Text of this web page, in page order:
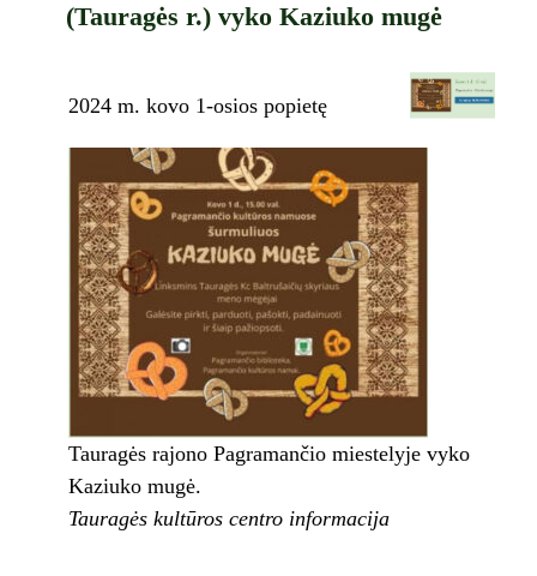
(Tauragės r.) vyko Kaziuko mugė
2024 m. kovo 1-osios popietę
Tauragės rajono Pagramančio miestelyje vyko
Kaziuko mugė.
Tauragės kultūros centro informacija